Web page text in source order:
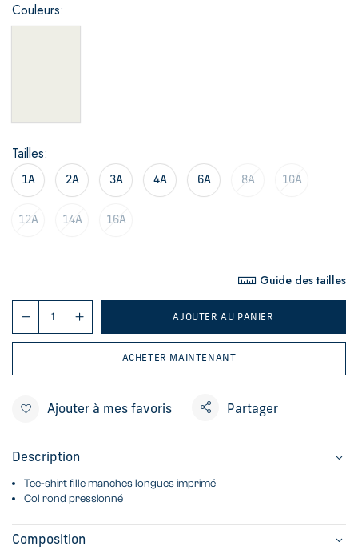
Couleurs
Tailles
1A 2A 3A 4A 6A 8A 10A
12A 14A 16A
Guide des tailles
AJOUTER AU PANIER
ACHETER MAINTENANT
Ajouter à mes favoris Partager
Description
Tee-shirt fille manches longues imprimé
Col rond pressionné
Composition